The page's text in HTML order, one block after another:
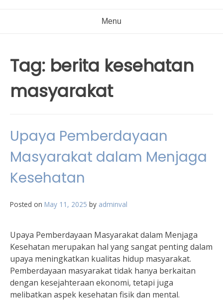
Menu
Tag: berita kesehatan
masyarakat
Upaya Pemberdayaan
Masyarakat dalam Menjaga
Kesehatan
Posted on May 11, 2025 by adminval
Upaya Pemberdayaan Masyarakat dalam Menjaga
Kesehatan merupakan hal yang sangat penting dalam
upaya meningkatkan kualitas hidup masyarakat.
Pemberdayaan masyarakat tidak hanya berkaitan
dengan kesejahteraan ekonomi, tetapi juga
melibatkan aspek kesehatan fisik dan mental.